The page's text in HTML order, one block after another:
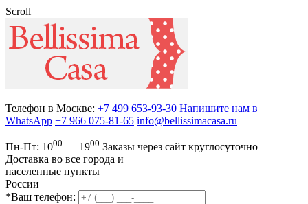
Scroll
Телефон в Москве: +7 499 653-93-30 Напишите нам в
WhatsApp +7 966 075-81-65 info@bellissimacasa.ru
Пн-Пт: 1000 — 1900 Заказы через сайт круглосуточно
Доставка во все города и
населенные пункты
России
*Ваш телефон: